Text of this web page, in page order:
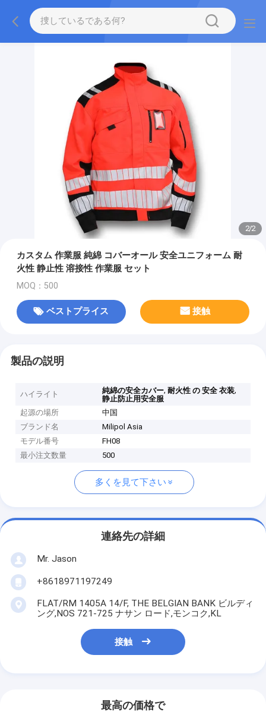
2/2
カスタム 作業服 純綿 コバーオール 安全ユニフォーム 耐
火性 静止性 溶接性 作業服 セット
MOQ：500
ベストプライス 接触
製品の説明
ハイライト 純綿の安全カバー,耐火性 の 安全 衣装,
静止防止用安全服
起源の場所
中国
ブランド名
Milipol Asia
モデル番号
FH08
最小注文数量
500
多くを見て下さい
連絡先の詳細
Mr. Jason
+8618971197249
FLAT/RM 1405A 14/F, THE BELGIAN BANK ビルディ
ング,NOS 721-725 ナサン ロード,モンコク,KL
接触
最高の価格で